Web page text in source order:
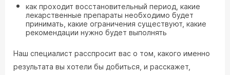
как проходит восстановительный период, какие
лекарственные препараты необходимо будет
принимать, какие ограничения существуют, какие
рекомендации нужно будет выполнять
Наш специалист расспросит вас о том, какого именно
результата вы хотели бы добиться, и расскажет,